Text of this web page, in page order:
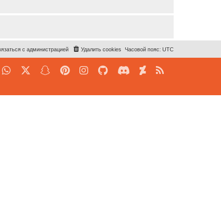
Часовой пояс: UTC
Удалить cookies
с администрацией